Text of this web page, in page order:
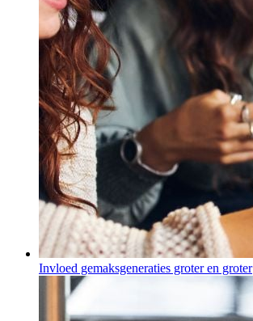
Invloed gemaksgeneraties groter en groter